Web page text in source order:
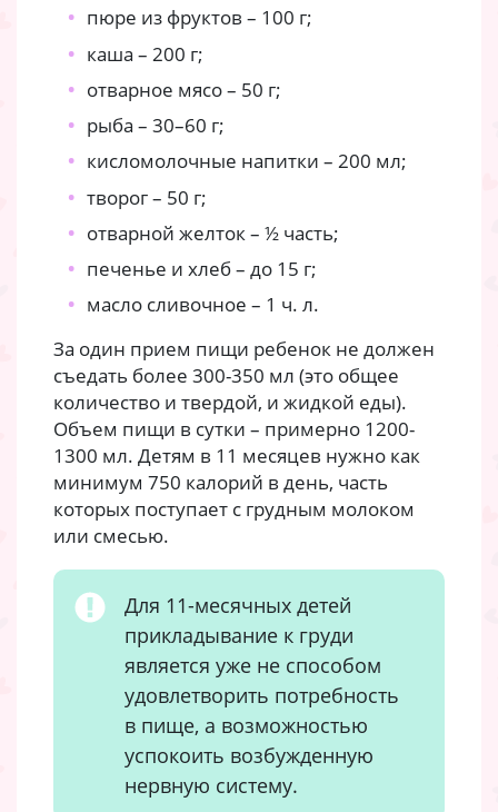
пюре из фруктов – 100 г;
каша – 200 г;
отварное мясо – 50 г;
рыба – 30–60 г;
кисломолочные напитки – 200 мл;
творог – 50 г;
отварной желток – ½ часть;
печенье и хлеб – до 15 г;
масло сливочное – 1 ч. л.
За один прием пищи ребенок не должен
съедать более 300-350 мл (это общее
количество и твердой, и жидкой еды).
Объем пищи в сутки – примерно 1200-
1300 мл. Детям в 11 месяцев нужно как
минимум 750 калорий в день, часть
которых поступает с грудным молоком
или смесью.
Для 11-месячных детей
прикладывание к груди
является уже не способом
удовлетворить потребность
в пище, а возможностью
успокоить возбужденную
нервную систему.